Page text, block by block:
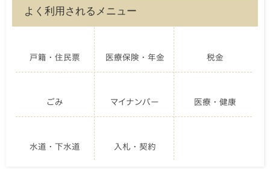
よく利用されるメニュー
戸籍・住民票 医療保険・年金 税金
ごみ マイナンバー 医療・健康
水道・下水道 入札・契約